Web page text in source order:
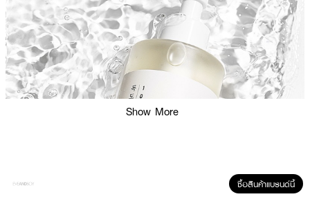
Show More
ซื้อสินค้าแบรนด์นี้